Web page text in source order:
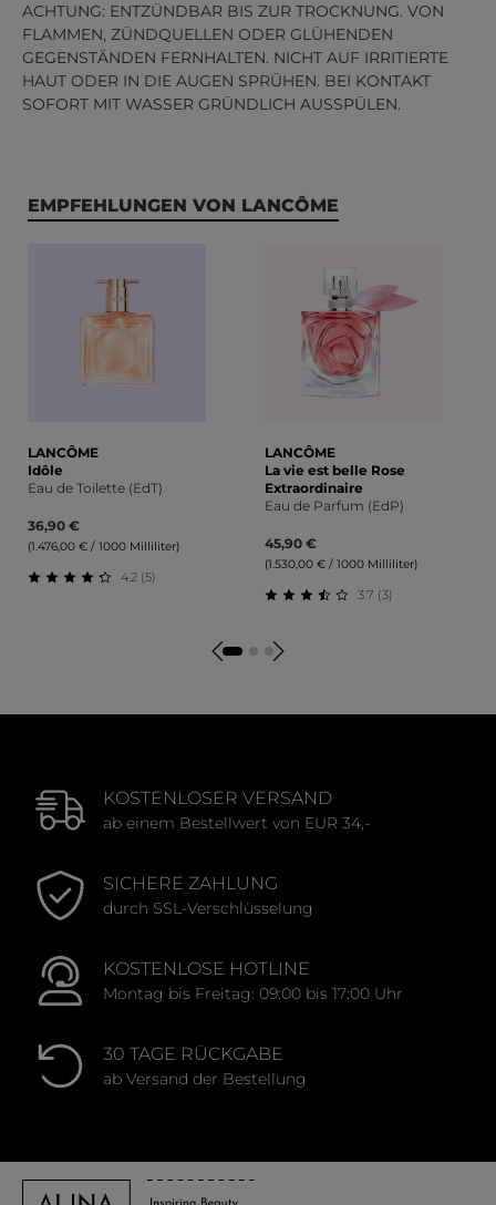
ACHTUNG: ENTZÜNDBAR BIS ZUR TROCKNUNG. VON
FLAMMEN, ZÜNDQUELLEN ODER GLÜHENDEN
GEGENSTÄNDEN FERNHALTEN. NICHT AUF IRRITIERTE
HAUT ODER IN DIE AUGEN SPRÜHEN. BEI KONTAKT
SOFORT MIT WASSER GRÜNDLICH AUSSPÜLEN.
Produktgalerie überspringen
EMPFEHLUNGEN VON LANCÔME
LANCÔME
Idôle
Eau de Toilette (EdT)
36,90 €
(1.476,00 € / 1000 Milliliter)
4.2 (5)
LANCÔME
La vie est belle Rose
Extraordinaire
Eau de Parfum (EdP)
45,90 €
(1.530,00 € / 1000 Milliliter)
3.7 (3)
KOSTENLOSER VERSAND
ab einem Bestellwert von EUR 34,-
SICHERE ZAHLUNG
durch SSL-Verschlüsselung
KOSTENLOSE HOTLINE
Montag bis Freitag: 09:00 bis 17:00 Uhr
30 TAGE RÜCKGABE
ab Versand der Bestellung